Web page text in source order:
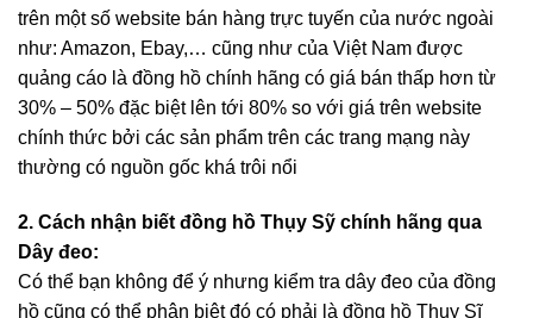
trên một số website bán hàng trực tuyến của nước ngoài
như: Amazon, Ebay,… cũng như của Việt Nam được
quảng cáo là đồng hồ chính hãng có giá bán thấp hơn từ
30% – 50% đặc biệt lên tới 80% so với giá trên website
chính thức bởi các sản phẩm trên các trang mạng này
thường có nguồn gốc khá trôi nổi
2. Cách nhận biết đồng hồ Thụy Sỹ chính hãng qua
Dây đeo:
Có thể bạn không để ý nhưng kiểm tra dây đeo của đồng
hồ cũng có thể phân biệt đó có phải là đồng hồ Thụy Sĩ